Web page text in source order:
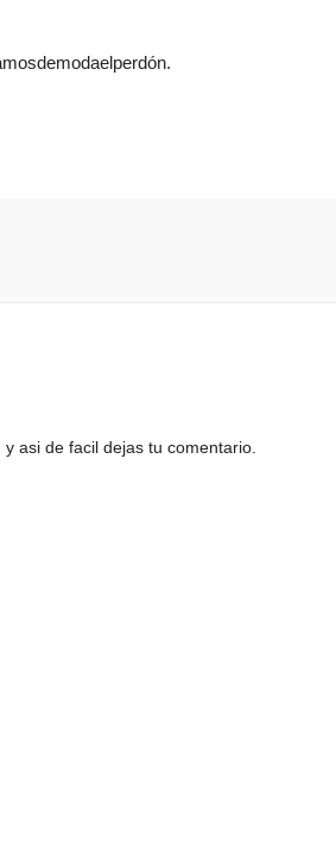
asi de facil dejas tu comentario.